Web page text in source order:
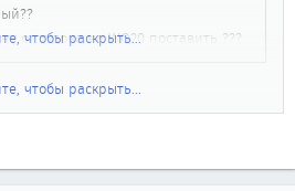
от тудова на WQ20 поставить ???
чтобы раскрыть...
вроде бы... Он выпускается до сих
чтобы раскрыть...